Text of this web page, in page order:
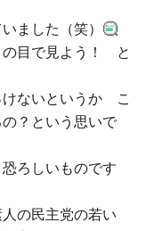
ました（笑）
目で見よう！ と
ないというか こ
？という思いで
ろしいものです
の民主党の若い